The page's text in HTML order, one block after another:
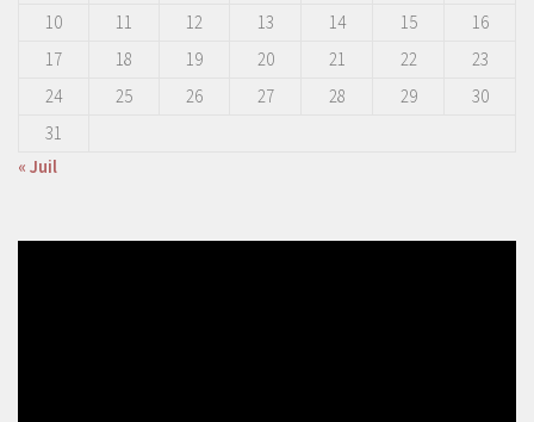
10
11 12 13 14 15
16
17
18 19 20 21 22
23
24
25 26 27 28 29
30
31
« Juil